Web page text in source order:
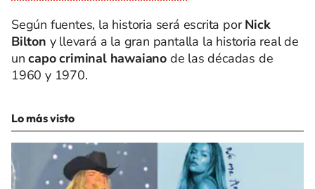
Según fuentes, la historia será escrita porNick
Bilton y llevará a la gran pantalla la historia real de
uncapo criminal hawaiano de las décadas de
1960 y 1970.
Lo más visto